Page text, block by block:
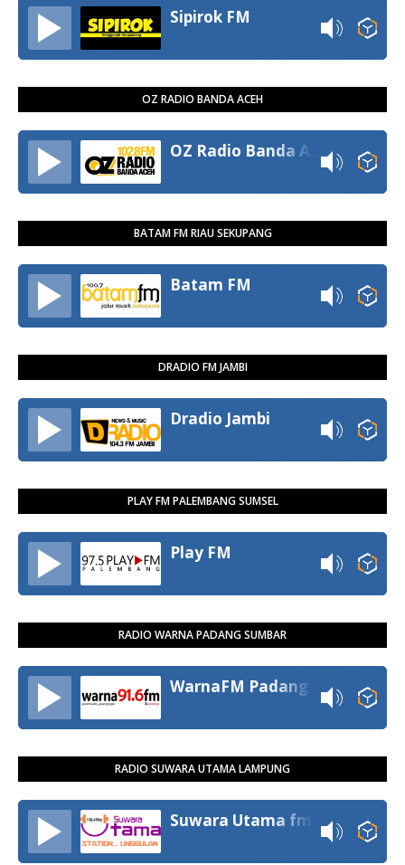
Sipirok FM
OZ RADIO BANDA ACEH
BATAM FM RIAU SEKUPANG
Batam FM
DRADIO FM JAMBI
Dradio Jambi
PLAY FM PALEMBANG SUMSEL
Play FM
RADIO WARNA PADANG SUMBAR
WarnaFM Padang
RADIO SUWARA UTAMA LAMPUNG
Suwara Utama fm